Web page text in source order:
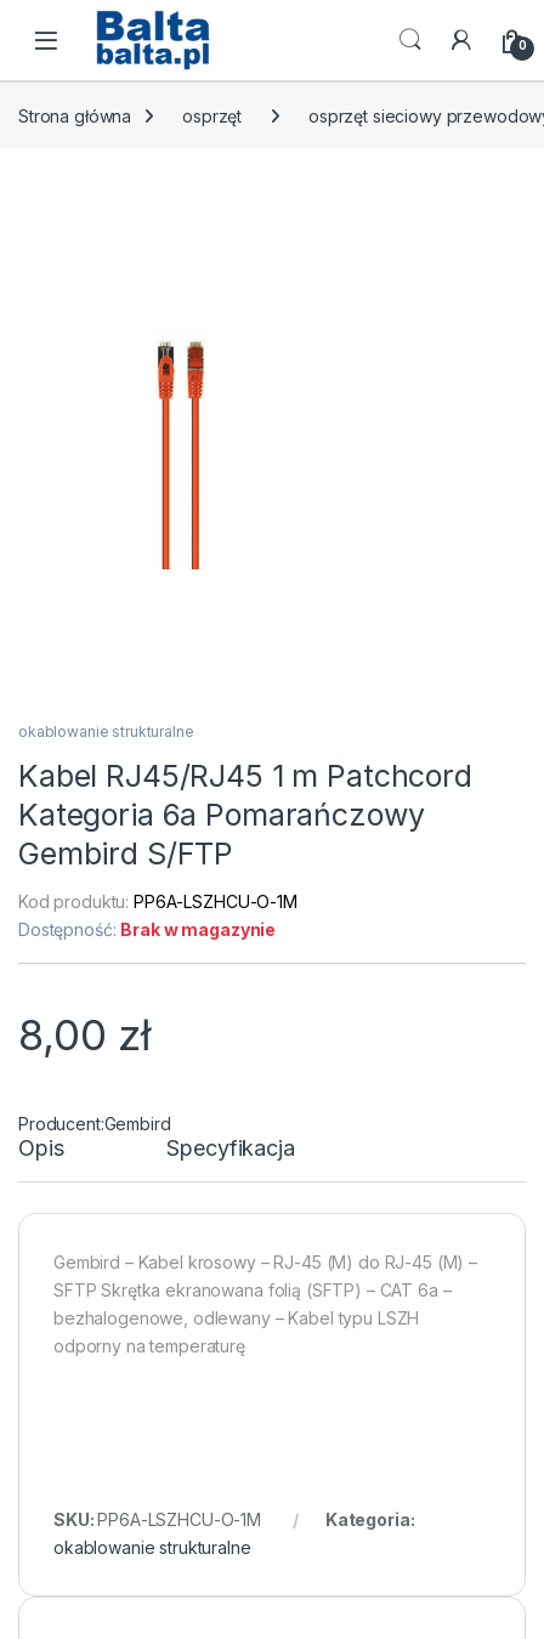
Skip to navigation
Skip to content
Open 0
Strona główna osprzęt osprzęt sieciowy
okablowanie strukturalne
Kabel RJ45/RJ45 1 m Patchcord
Kategoria 6a Pomarańczowy
Gembird S/FTP
Kod produktu:PP6A-LSZHCU-O-1M
Dostępność: Brak w magazynie
8,00 zł
Gembird
Opis Specyfikacja
Gembird – Kabel krosowy – RJ-45 (M) do RJ-45 (M) –
SFTP Skrętka ekranowana folią (SFTP) – CAT 6a –
bezhalogenowe, odlewany – Kabel typu LSZH
odporny na temperaturę
SKU:PP6A-LSZHCU-O-1M
Kategoria:
okablowanie strukturalne